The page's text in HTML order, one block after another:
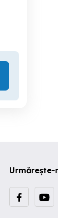
Urmărește-